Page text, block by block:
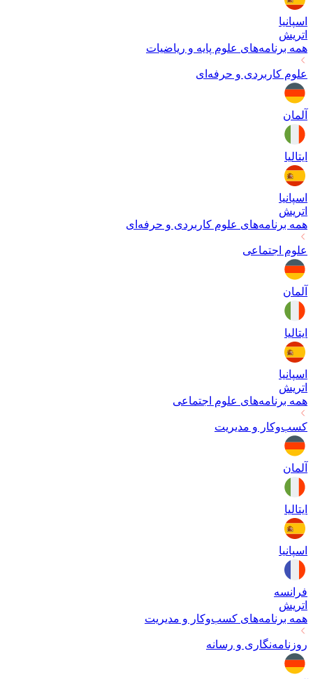
اسپانیا
اتریش
همه برنامه‌های علوم پایه و ریاضیات
علوم کاربردی و حرفه‌ای
آلمان
ایتالیا
اسپانیا
اتریش
همه برنامه‌های علوم کاربردی و حرفه‌ای
علوم اجتماعی
آلمان
ایتالیا
اسپانیا
اتریش
همه برنامه‌های علوم اجتماعی
کسب‌وکار و مدیریت
آلمان
ایتالیا
اسپانیا
فرانسه
اتریش
همه برنامه‌های کسب‌وکار و مدیریت
روزنامه‌نگاری و رسانه